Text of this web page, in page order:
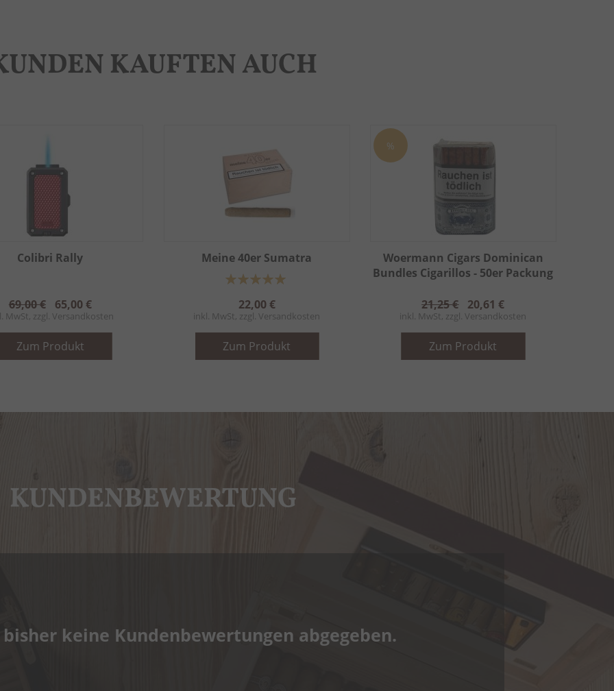
KAUFTEN AUCH
Colibri Rally
65,00 €
MwSt, zzgl. Versandkosten
69,00 €
Zum Produkt
Meine 40er Sumatra
22,00 €
inkl. MwSt, zzgl.Versandkosten
Bewertung:
Zum Produkt
%
Woermann Cigars Dominican
Bundles Cigarillos - 50er Packung
20,61 €
inkl. MwSt, zzgl.Versandkosten
21,25 €
Zum Produkt
KUNDENBEWERTUNG
bisher keine Kundenbewertungen abgegeben.